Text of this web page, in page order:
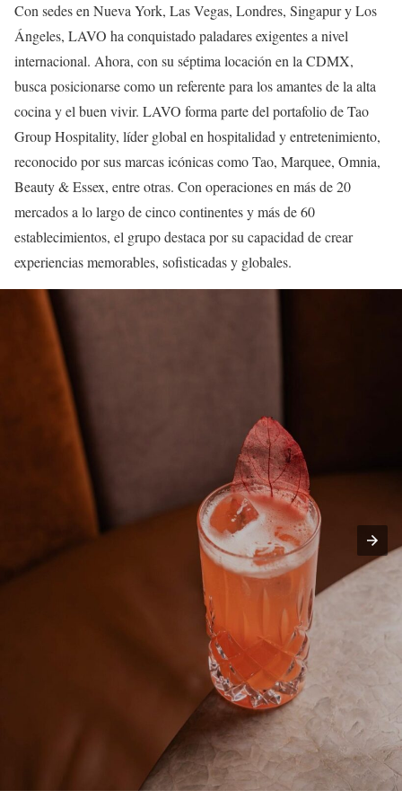
Con sedes en Nueva York, Las Vegas, Londres, Singapur y Los
Ángeles, LAVO ha conquistado paladares exigentes a nivel
internacional. Ahora, con su séptima locación en la CDMX,
busca posicionarse como un referente para los amantes de la alta
cocina y el buen vivir. LAVO forma parte del portafolio de Tao
Group Hospitality, líder global en hospitalidad y entretenimiento,
reconocido por sus marcas icónicas como Tao, Marquee, Omnia,
Beauty & Essex, entre otras. Con operaciones en más de 20
mercados a lo largo de cinco continentes y más de 60
establecimientos, el grupo destaca por su capacidad de crear
experiencias memorables, sofisticadas y globales.